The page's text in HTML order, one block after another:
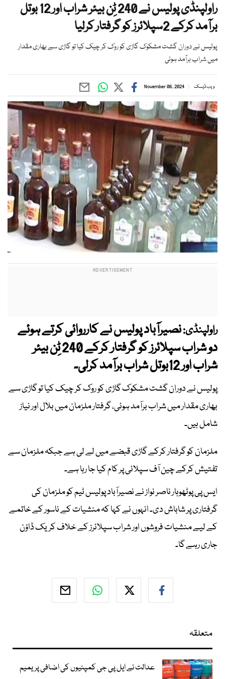
راولپنڈی پولیس نے 240 ٹِن بیئر شراب اور 12 بوتل
برآمد کرکے 2سپلائرز کو گرفتار کرلیا
پولیس نے دوران گشت مشکوک گاڑی کو روک کر چیک کیا تو گاڑی سے بھاری مقدار
میں شراب برآمد ہوئی
ویب ڈیسک November 06, 2024
راولپنڈی:نصیرآباد پولیس نے کارروائی کرتے ہوئے
دو شراب سپلائرز کو گرفتار کرکے 240 ٹِن بیئر
شراب اور 12بوتل شراب برآمد کرلی۔
پولیس نے دوران گشت مشکوک گاڑی کو روک کر چیک کیا تو گاڑی سے
بھاری مقدار میں شراب برآمد ہوئی، گرفتار ملزمان میں بلال اور نیاز
شامل ہیں۔
ملزمان کو گرفتار کرکے گاڑی قبضے میں لے لی ہے جبکہ ملزمان سے
تفتیش کرکے چین آف سپلائی پر کام کیا جا رہا ہے۔
ایس پی پوٹھوہار ناصر نواز نے نصیرآباد پولیس ٹیم کو ملزمان کی
گرفتاری پر شاباش دی۔ انہوں نے کہا کہ منشیات کے ناسور کے خاتمے
کے لیے منشیات فروشوں اور شراب سپلائرز کے خلاف کریک ڈاؤن
جاری رہے گا۔
متعلقہ
عدالت نے ایل پی جی کمپنیوں کی اضافی پریمیم